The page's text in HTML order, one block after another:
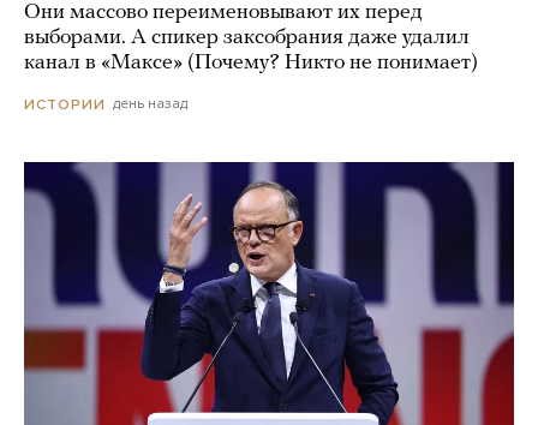
Они массово переименовывают их перед
выборами. А спикер заксобрания даже удалил
канал в «Максе» (Почему? Никто не понимает)
ИСТОРИИ день назад